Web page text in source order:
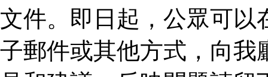
文件。即日起，公眾可以
子郵件或其他方式，向我